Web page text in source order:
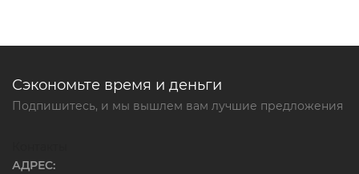
Сэкономьте время и деньги
Подпишитесь, и мы вышлем вам лучшие предложения
АДРЕС: